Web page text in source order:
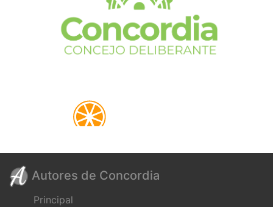
Autores de Concordia
Principal